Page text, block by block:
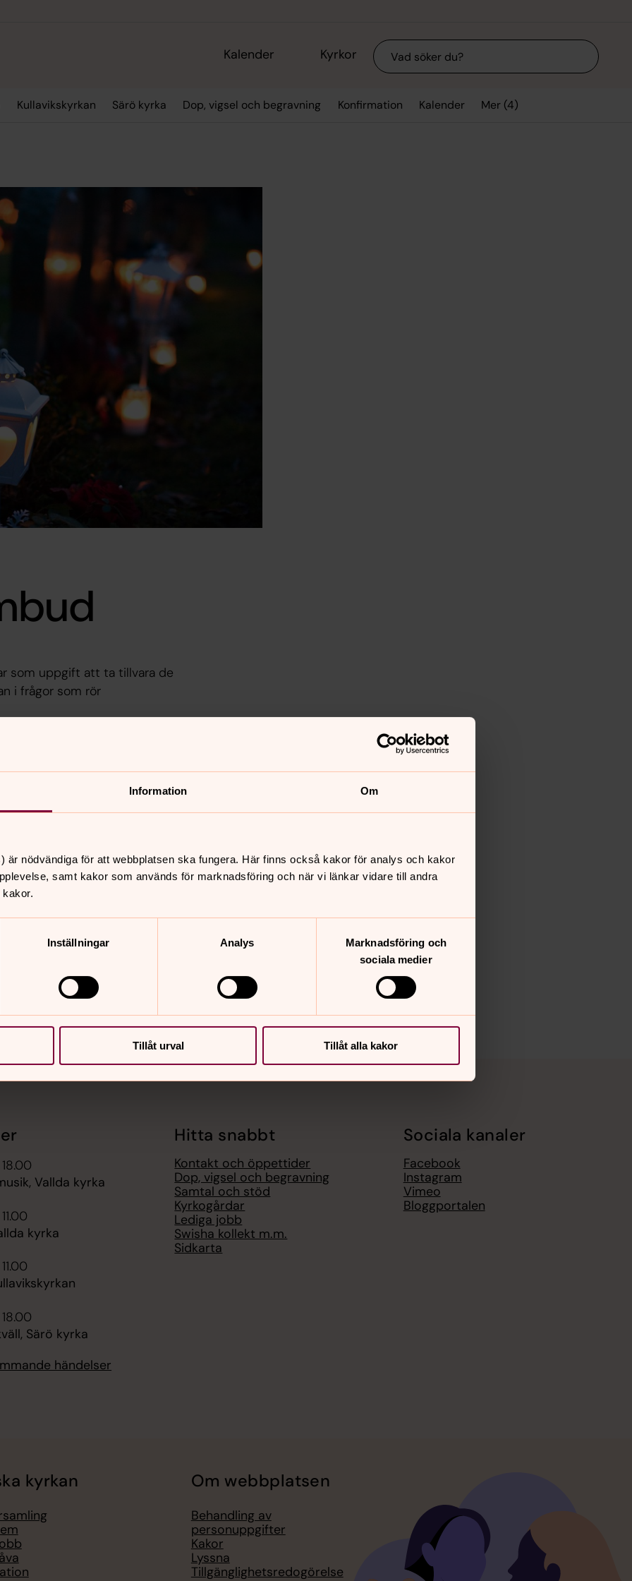
Information Om
är nödvändiga för att webbplatsen ska fungera. Här finns också kakor för analys och kakor
samt kakor som används för marknadsföring och när vi länkar vidare till andra
Inställningar Analys
Marknadsföring och
sociala medier
Tillåt urval Tillåt alla kakor
Kalender Kyrkor Sök
Kullavikskyrkan Särö kyrka Dop, vigsel och begravning Konfirmation Kalender Mer (4)
som uppgift att ta tillvara de
i frågor som rör
Vallda kyrka
kyrka
Särö kyrka
händelser
Hitta snabbt
Kontakt och öppettider
Dop, vigsel och begravning
Samtal och stöd
Kyrkogårdar
Lediga jobb
Swisha kollekt m.m.
Sidkarta
Sociala kanaler
Facebook
Instagram
Vimeo
Bloggportalen
kyrkan Om webbplatsen
Behandling av
personuppgifter
Kakor
Lyssna
Tillgänglighetsredogörelse